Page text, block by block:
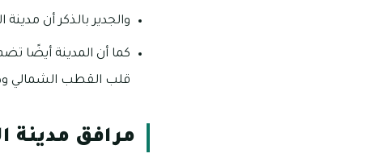
والجدير بالذكر أن
كما أن المدينة أيضًا
قلب القطب الشمالي
مرافق مدينة